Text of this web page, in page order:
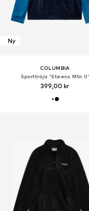
Ny
COLUMBIA
Sporttröja 'Steens Mtn II'
399,00 kr